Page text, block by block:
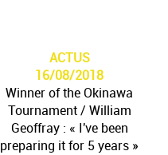
ACTUS
16/08/2018
Winner of the Okinawa
Tournament / William
Geoffray : « I've been
preparing it for 5 years »